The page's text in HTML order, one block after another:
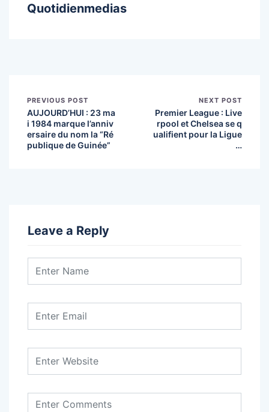
Quotidienmedias
PREVIOUS POST
AUJOURD’HUI : 23 ma
i 1984 marque l’anniv
ersaire du nom la “Ré
publique de Guinée”
NEXT POST
Premier League : Live
rpool et Chelsea se q
ualifient pour la Ligue
…
Leave a Reply